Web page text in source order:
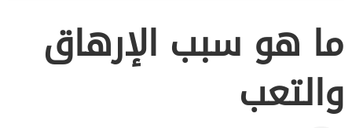
ما هو سبب الإرهاق
والتعب